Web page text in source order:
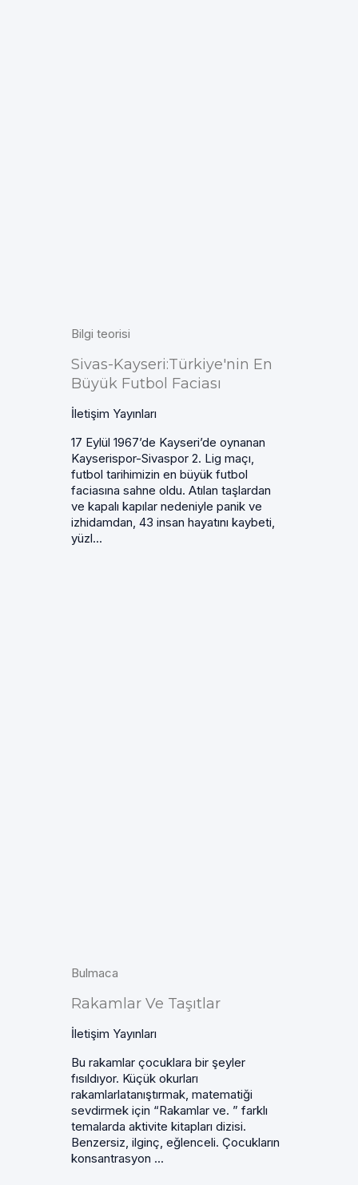
Bilgi teorisi
Sivas-Kayseri:Türkiye'nin En
Büyük Futbol Faciası
İletişim Yayınları
17 Eylül 1967’de Kayseri’de oynanan
Kayserispor-Sivaspor 2. Lig maçı,
futbol tarihimizin en büyük futbol
faciasına sahne oldu. Atılan taşlardan
ve kapalı kapılar nedeniyle panik ve
izhidamdan, 43 insan hayatını kaybeti,
yüzl...
Bulmaca
Rakamlar Ve Taşıtlar
İletişim Yayınları
Bu rakamlar çocuklara bir şeyler
fısıldıyor. Küçük okurları
rakamlarlatanıştırmak, matematiği
sevdirmek için “Rakamlar ve. ” farklı
temalarda aktivite kitapları dizisi.
Benzersiz, ilginç, eğlenceli. Çocukların
konsantrasyon ...